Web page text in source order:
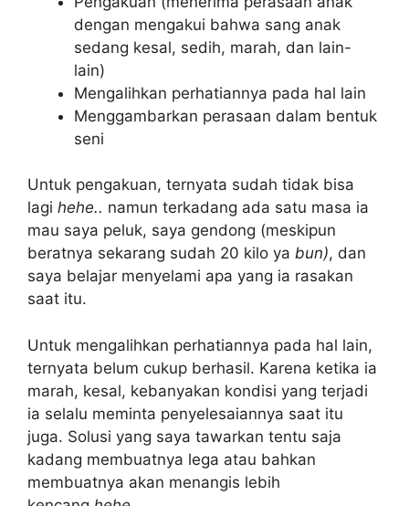
dengan mengakui bahwa sang anak
sedang kesal, sedih, marah, dan lain-
lain)
Mengalihkan perhatiannya pada hal lain
Menggambarkan perasaan dalam bentuk
seni
Untuk pengakuan, ternyata sudah tidak bisa
lagi hehe.. namun terkadang ada satu masa ia
mau saya peluk, saya gendong (meskipun
beratnya sekarang sudah 20 kilo ya bun), dan
saya belajar menyelami apa yang ia rasakan
saat itu.
Untuk mengalihkan perhatiannya pada hal lain,
ternyata belum cukup berhasil. Karena ketika ia
marah, kesal, kebanyakan kondisi yang terjadi
ia selalu meminta penyelesaiannya saat itu
juga. Solusi yang saya tawarkan tentu saja
kadang membuatnya lega atau bahkan
membuatnya akan menangis lebih